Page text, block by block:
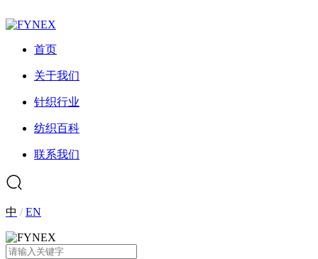
首页
关于我们
针织行业
纺织百科
联系我们
中 /EN